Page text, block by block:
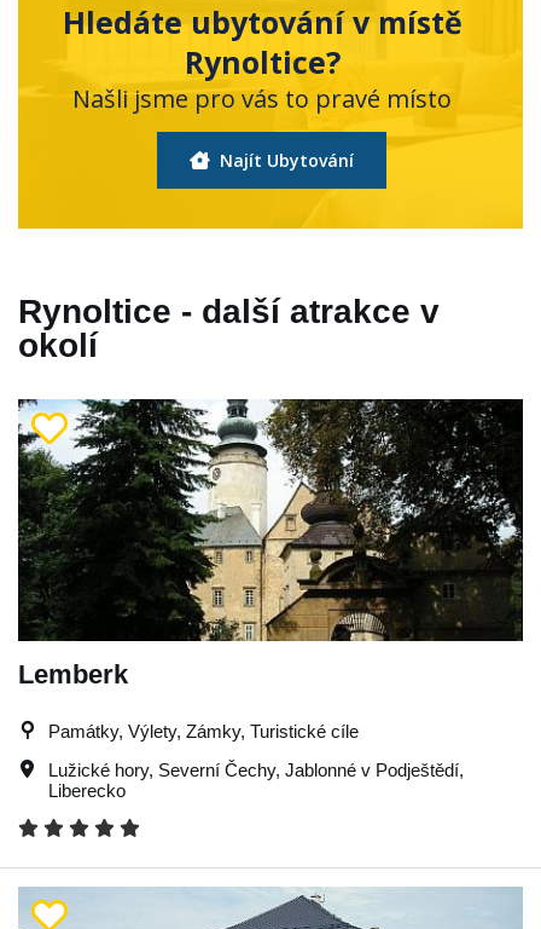
Hledáte ubytování v místě
Rynoltice?
Našli jsme pro vás to pravé místo
Najít Ubytování
Rynoltice - další atrakce v
okolí
Lemberk
Památky, Výlety, Zámky, Turistické cíle
Lužické hory, Severní Čechy, Jablonné v Podještědí,
Liberecko